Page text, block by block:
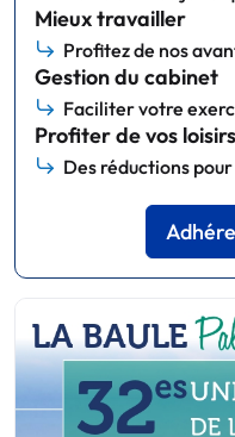
Mieux travailler
Profitez de nos
Gestion du cabinet
Faciliter votre
Profiter de vos loisirs
Des réductions